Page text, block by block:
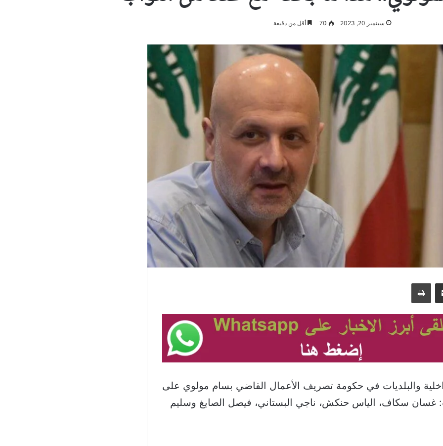
سبتمبر 20, 2023 70 أقل من دقيقة
مشاركة عبر البريد طباعة
والبلديات في حكومة تصريف الأعمال القاضي بسام مولوي على
غسان سكاف، الياس حنكش، ناجي البستاني، فيصل الصايغ وسليم